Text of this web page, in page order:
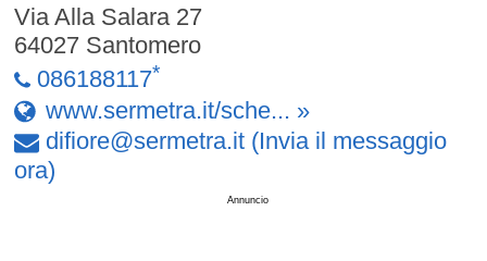
Via Alla Salara 27
64027 Santomero
086188117*
www.sermetra.it/sche... »
difiore@sermetra.it (Invia il messaggio
ora)
Annuncio